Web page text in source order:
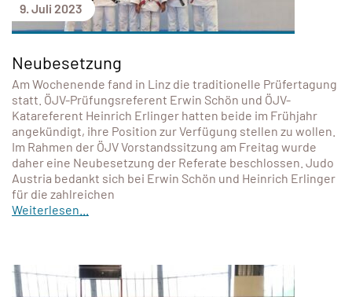
9. Juli 2023
Neubesetzung
Am Wochenende fand in Linz die traditionelle Prüfertagung
statt. ÖJV-Prüfungsreferent Erwin Schön und ÖJV-
Katareferent Heinrich Erlinger hatten beide im Frühjahr
angekündigt, ihre Position zur Verfügung stellen zu wollen.
Im Rahmen der ÖJV Vorstandssitzung am Freitag wurde
daher eine Neubesetzung der Referate beschlossen. Judo
Austria bedankt sich bei Erwin Schön und Heinrich Erlinger
für die zahlreichen
Weiterlesen...